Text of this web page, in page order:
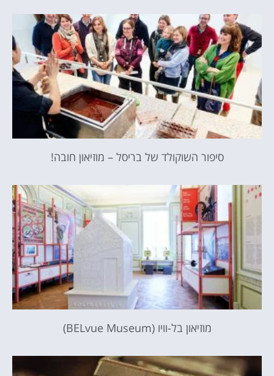
סיפור השוקולד של בריסל – מוזיאון חובה!
מוזיאון בל-וויו (BELvue Museum)